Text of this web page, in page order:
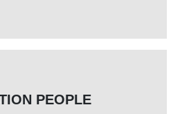
PEOPLE